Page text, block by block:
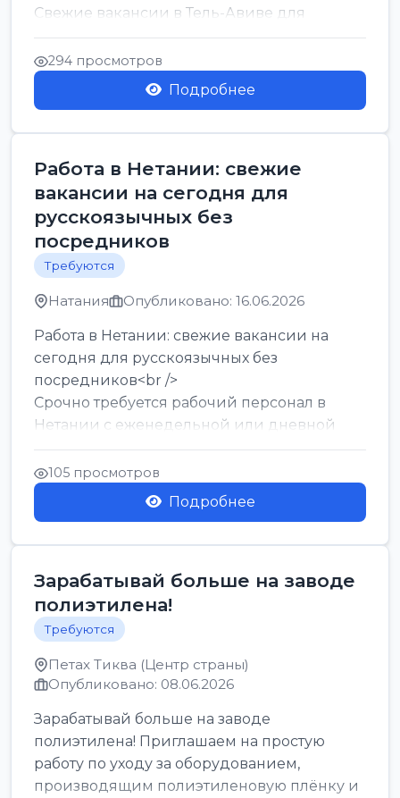
Свежие вакансии в Тель-Авиве для
мужчин и женщин от хозя...
294 просмотров
Подробнее
Работа в Нетании: свежие
вакансии на сегодня для
русскоязычных без
посредников
Требуются
Натания Опубликовано: 16.06.2026
Работа в Нетании: свежие вакансии на
сегодня для русскоязычных без
посредников<br />
Срочно требуется рабочий персонал в
Нетании с еженедельной или дневной
оплатой<br />
Свежие вакансии в Нетании дл...
105 просмотров
Подробнее
Зарабатывай больше на заводе
полиэтилена!
Требуются
Петах Тиква (Центр страны)
Опубликовано: 08.06.2026
Зарабатывай больше на заводе
полиэтилена! Приглашаем на простую
работу по уходу за оборудованием,
производящим полиэтиленовую плёнку и